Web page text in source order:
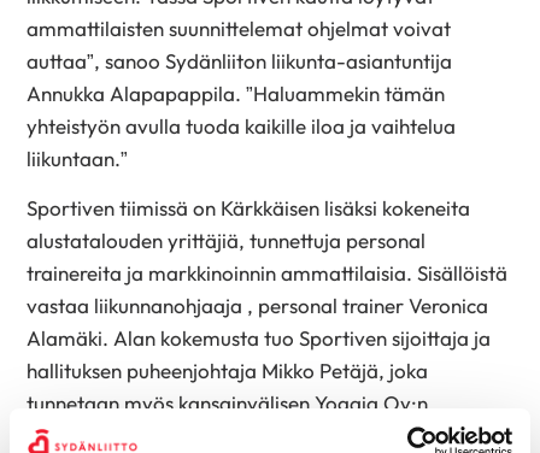
ammattilaisten suunnittelemat ohjelmat voivat
auttaa”, sanoo Sydänliiton liikunta-asiantuntija
Annukka Alapapappila. ”Haluammekin tämän
yhteistyön avulla tuoda kaikille iloa ja vaihtelua
liikuntaan.”
Sportiven tiimissä on Kärkkäisen lisäksi kokeneita
alustatalouden yrittäjiä, tunnettuja personal
trainereita ja markkinoinnin ammattilaisia. Sisällöistä
vastaa liikunnanohjaaja , personal trainer Veronica
Alamäki. Alan kokemusta tuo Sportiven sijoittaja ja
hallituksen puheenjohtaja Mikko Petäjä, joka
tunnetaan myös kansainvälisen Yogaia Oy:n
perustajana. ”Meillä on vahva usko siihen, että